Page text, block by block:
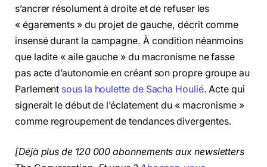
s’ancrer résolument à droite et de refuser les
« égarements » du projet de gauche, décrit comme
insensé durant la campagne. À condition néanmoins
que ladite « aile gauche » du macronisme ne fasse
pas acte d’autonomie en créant son propre groupe au
Parlement sous la houlette de Sacha Houlié. Acte qui
signerait le début de l’éclatement du « macronisme »
comme regroupement de tendances divergentes.
[Déjà plus de 120 000 abonnements aux newsletters